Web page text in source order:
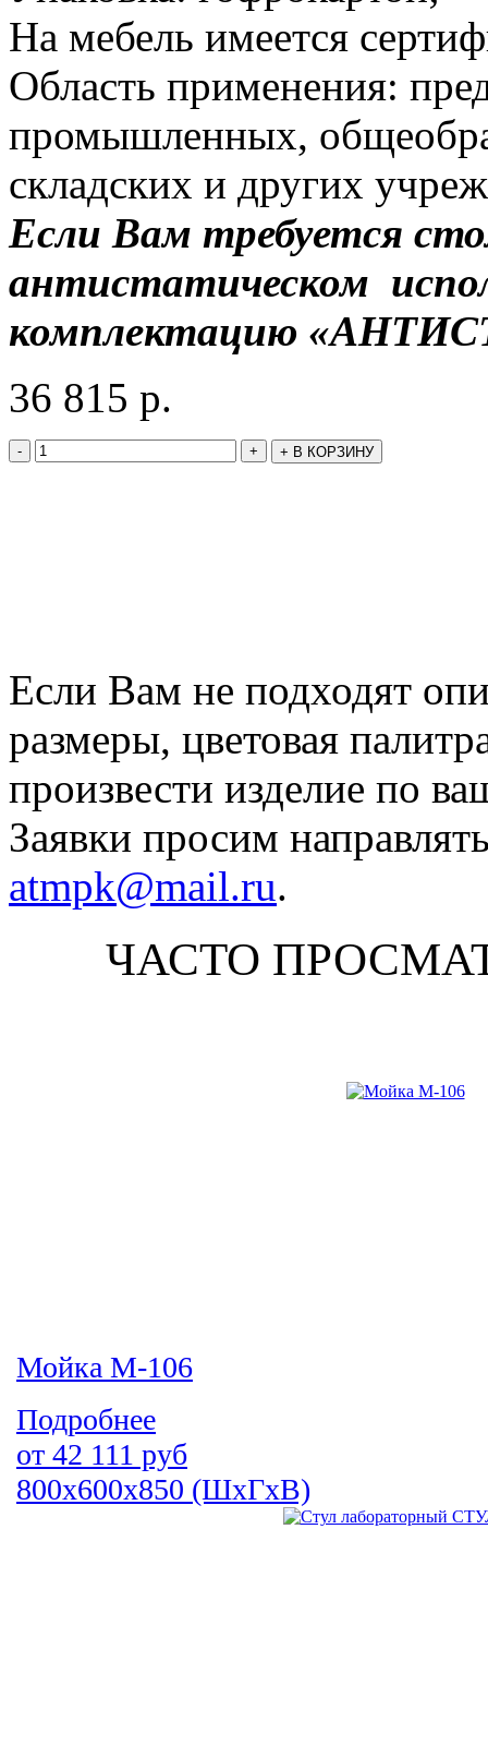
На мебель имеется
Область применения:
промышленных,
складских и других
Если Вам требуется
антистатическом
комплектацию
36 815 р.
- + + В КОРЗИНУ
Если Вам не подходят
размеры, цветовая
произвести изделие по
Заявки просим
atmpk@mail.ru.
ЧАСТО
Мойка М-106
Подробнее
от 42 111 руб
800х600х850 (ШхГхВ)